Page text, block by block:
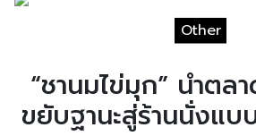
Other
“ชานมไข่มุก” นำตล
ขยับฐานะสู่ร้านนั่งแ